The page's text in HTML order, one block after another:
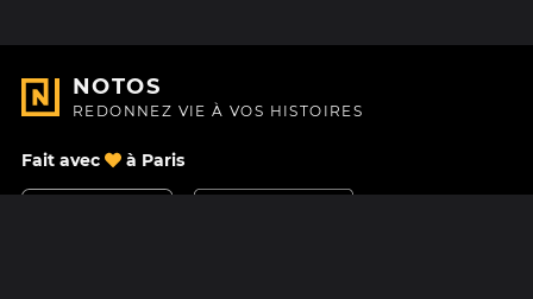
NOTOS
REDONNEZ VIE À VOS HISTOIRES
Fait avec à Paris